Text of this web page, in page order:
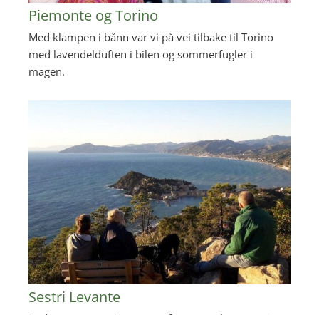
Piemonte og Torino
Med klampen i bånn var vi på vei tilbake til Torino
med lavendelduften i bilen og sommerfugler i
magen.
Sestri Levante